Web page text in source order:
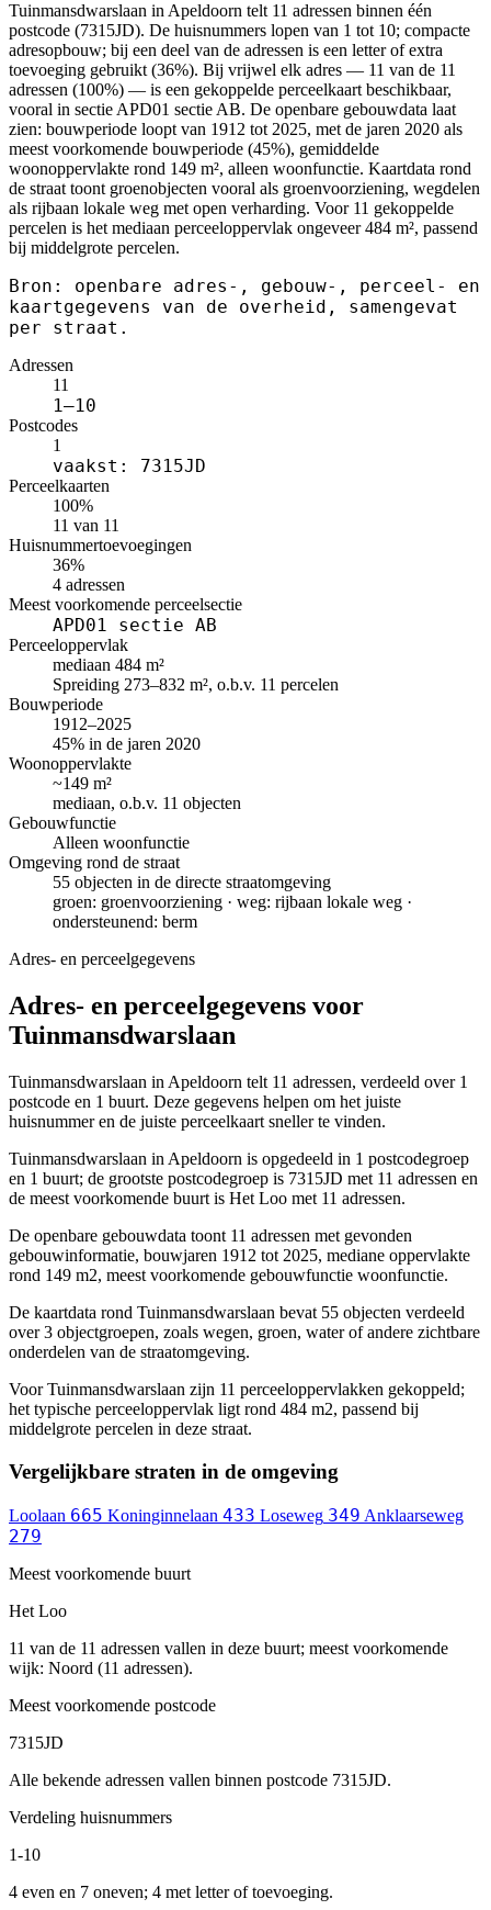
Tuinmansdwarslaan in Apeldoorn telt 11 adressen binnen één
postcode (7315JD). De huisnummers lopen van 1 tot 10; compacte
adresopbouw; bij een deel van de adressen is een letter of extra
toevoeging gebruikt (36%). Bij vrijwel elk adres — 11 van de 11
adressen (100%) — is een gekoppelde perceelkaart beschikbaar,
vooral in sectie APD01 sectie AB. De openbare gebouwdata laat
zien: bouwperiode loopt van 1912 tot 2025, met de jaren 2020 als
meest voorkomende bouwperiode (45%), gemiddelde
woonoppervlakte rond 149 m², alleen woonfunctie. Kaartdata rond
de straat toont groenobjecten vooral als groenvoorziening, wegdelen
als rijbaan lokale weg met open verharding. Voor 11 gekoppelde
percelen is het mediaan perceeloppervlak ongeveer 484 m², passend
bij middelgrote percelen.
Bron: openbare adres-, gebouw-, perceel- en
kaartgegevens van de overheid, samengevat
per straat.
Adressen
11
1–10
Postcodes
1
vaakst: 7315JD
Perceelkaarten
100%
11 van 11
Huisnummertoevoegingen
36%
4 adressen
Meest voorkomende perceelsectie
APD01 sectie AB
Perceeloppervlak
mediaan 484 m²
Spreiding 273–832 m², o.b.v. 11 percelen
Bouwperiode
1912–2025
45% in de jaren 2020
Woonoppervlakte
~149 m²
mediaan, o.b.v. 11 objecten
Gebouwfunctie
Alleen woonfunctie
Omgeving rond de straat
55 objecten in de directe straatomgeving
groen: groenvoorziening · weg: rijbaan lokale weg ·
ondersteunend: berm
Adres- en perceelgegevens
Adres- en perceelgegevens voor
Tuinmansdwarslaan
Tuinmansdwarslaan in Apeldoorn telt 11 adressen, verdeeld over 1
postcode en 1 buurt. Deze gegevens helpen om het juiste
huisnummer en de juiste perceelkaart sneller te vinden.
Tuinmansdwarslaan in Apeldoorn is opgedeeld in 1 postcodegroep
en 1 buurt; de grootste postcodegroep is 7315JD met 11 adressen en
de meest voorkomende buurt is Het Loo met 11 adressen.
De openbare gebouwdata toont 11 adressen met gevonden
gebouwinformatie, bouwjaren 1912 tot 2025, mediane oppervlakte
rond 149 m2, meest voorkomende gebouwfunctie woonfunctie.
De kaartdata rond Tuinmansdwarslaan bevat 55 objecten verdeeld
over 3 objectgroepen, zoals wegen, groen, water of andere zichtbare
onderdelen van de straatomgeving.
Voor Tuinmansdwarslaan zijn 11 perceeloppervlakken gekoppeld;
het typische perceeloppervlak ligt rond 484 m2, passend bij
middelgrote percelen in deze straat.
Vergelijkbare straten in de omgeving
Loolaan 665 Koninginnelaan 433 Loseweg 349 Anklaarseweg
279
Meest voorkomende buurt
Het Loo
11 van de 11 adressen vallen in deze buurt; meest voorkomende
wijk: Noord (11 adressen).
Meest voorkomende postcode
7315JD
Alle bekende adressen vallen binnen postcode 7315JD.
Verdeling huisnummers
1-10
4 even en 7 oneven; 4 met letter of toevoeging.